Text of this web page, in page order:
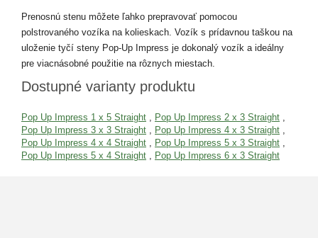
Prenosnú stenu môžete ľahko prepravovať pomocou
polstrovaného vozíka na kolieskach. Vozík s prídavnou taškou na
uloženie tyčí steny Pop-Up Impress je dokonalý vozík a ideálny
pre viacnásobné použitie na rôznych miestach.
Dostupné varianty produktu
Pop Up Impress 1 x 5 Straight , Pop Up Impress 2 x 3 Straight ,
Pop Up Impress 3 x 3 Straight , Pop Up Impress 4 x 3 Straight ,
Pop Up Impress 4 x 4 Straight , Pop Up Impress 5 x 3 Straight ,
Pop Up Impress 5 x 4 Straight , Pop Up Impress 6 x 3 Straight